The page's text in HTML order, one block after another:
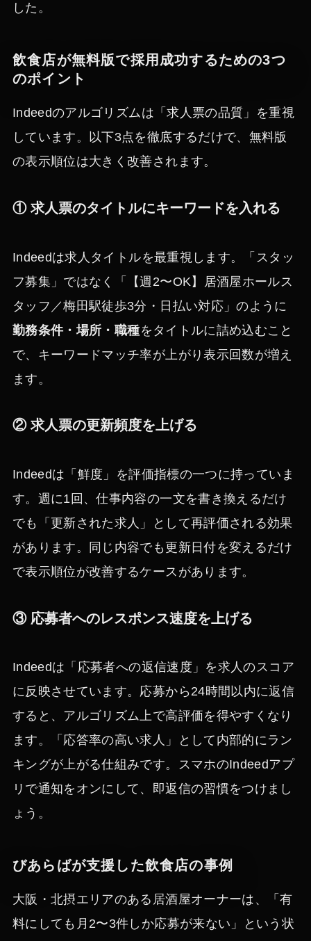
した。
飲食店が無料版で採用成功するための3つ
のポイント
Indeedのアルゴリズムは「求人票の品質」を重視
しています。以下3点を徹底するだけで、無料版
の表示順位は大きく改善されます。
① 求人票のタイトルにキーワードを入れる
Indeedは求人タイトルを最重視します。「スタッ
フ募集」ではなく「【週2〜OK】居酒屋ホールス
タッフ／梅田駅徒歩3分・日払い対応」のように
勤務条件・場所・職種をタイトルに詰め込むこと
で、キーワードマッチ率が上がり表示回数が増え
ます。
② 求人票の更新頻度を上げる
Indeedは「鮮度」を評価指標の一つに持っていま
す。週に1回、仕事内容の一文を書き換えるだけ
でも「更新された求人」として再評価される効果
があります。同じ内容でも更新日付を変えるだけ
で表示順位が改善するケースがあります。
③ 応募者へのレスポンス速度を上げる
Indeedは「応募者への返信速度」を求人のスコア
に反映させています。応募から24時間以内に返信
すると、アルゴリズム上で高評価を得やすくなり
ます。「応答率の高い求人」として内部的にラン
キングが上がる仕組みです。スマホのIndeedアプ
リで通知をオンにして、即返信の習慣をつけまし
ょう。
びあらばが支援した飲食店の事例
大阪・北摂エリアのある居酒屋オーナーは、「有
料にしても月2〜3件しか応募が来ない」という状